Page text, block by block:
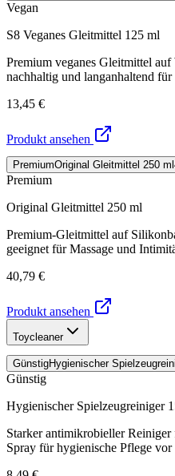
Vegan
S8 Veganes Gleitmittel 125 ml
Premium veganes Gleitmittel auf
nachhaltig und langanhaltend
13,45 €
Produkt ansehen
PremiumOriginal Gleitmittel 250 ml
Premium
Original Gleitmittel 250 ml
Premium-Gleitmittel auf
geeignet für Massage und
40,79 €
Produkt ansehen
Toycleaner
GünstigHygienischer
Günstig
Hygienischer Spielzeugreiniger
Starker antimikrobieller
Spray für hygienische Pflege